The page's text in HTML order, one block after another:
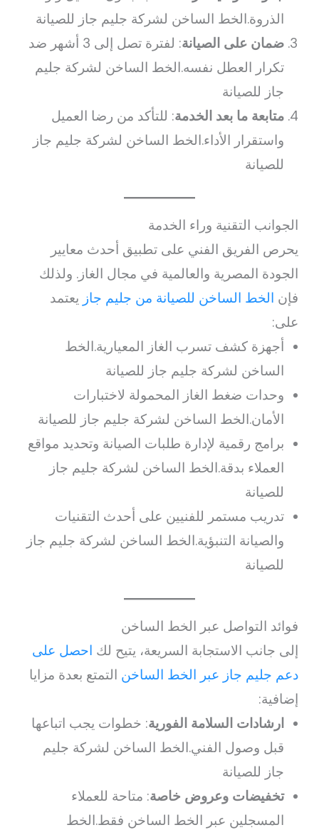
الذروة.الخط الساخن لشركة جليم جاز للصيانة
ضمان على الصيانة
: لفترة تصل إلى 3 أشهر ضد
تكرار العطل نفسه.الخط الساخن لشركة جليم
جاز للصيانة
متابعة ما بعد الخدمة: للتأكد من رضا العميل
واستقرار الأداء.الخط الساخن لشركة جليم جاز
للصيانة
الجوانب التقنية وراء الخدمة
يحرص الفريق الفني على تطبيق أحدث معايير
الجودة المصرية والعالمية في مجال الغاز. ولذلك
فإن الخط الساخن للصيانة من جليم جاز يعتمد
على:
أجهزة كشف تسرب الغاز المعيارية.الخط
الساخن لشركة جليم جاز للصيانة
وحدات ضغط الغاز المحمولة لاختبارات
الأمان.الخط الساخن لشركة جليم جاز للصيانة
برامج رقمية لإدارة طلبات الصيانة وتحديد مواقع
العملاء بدقة.الخط الساخن لشركة جليم جاز
للصيانة
تدريب مستمر للفنيين على أحدث التقنيات
والصيانة التنبؤية.الخط الساخن لشركة جليم جاز
للصيانة
فوائد التواصل عبر الخط الساخن
إلى جانب الاستجابة السريعة، يتيح لك احصل على
دعم جليم جاز عبر الخط الساخن التمتع بعدة مزايا
إضافية:
ارشادات السلامة الفورية: خطوات يجب اتباعها
قبل وصول الفني.الخط الساخن لشركة جليم
جاز للصيانة
تخفيضات وعروض خاصة: متاحة للعملاء
المسجلين عبر الخط الساخن فقط.الخط